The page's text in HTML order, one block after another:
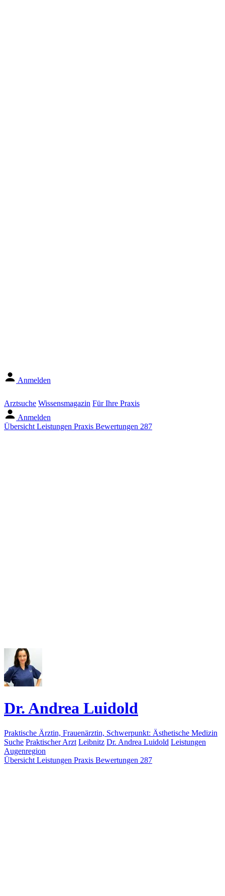
Anmelden
Arztsuche Wissensmagazin Für Ihre Praxis
Anmelden
Übersicht Leistungen Praxis Bewertungen 287
Dr. Andrea Luidold
Praktische Ärztin, Frauenärztin, Schwerpunkt: Ästhetische Medizin
Suche Praktischer Arzt Leibnitz Dr. Andrea Luidold Leistungen
Augenregion
Übersicht Leistungen Praxis Bewertungen 287